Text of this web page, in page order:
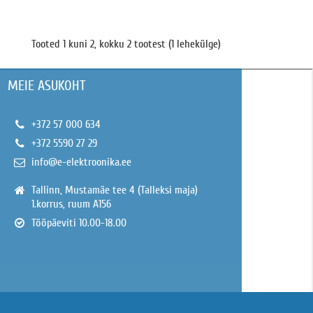
Tooted 1 kuni 2, kokku 2 tootest (1 lehekülge)
MEIE ASUKOHT
+372 57 000 634
+372 5590 27 29
info@e-elektroonika.ee
Tallinn, Mustamäe tee 4 (Talleksi maja)
1.korrus, ruum A156
Tööpäeviti 10.00-18.00